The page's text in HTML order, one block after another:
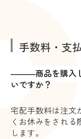
手数料・支
―――商品を購入
いですか？
宅配手数料は注文
くお休みをされ
します。